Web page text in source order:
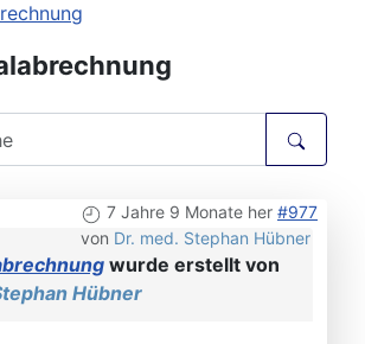
7 Jahre 9 Monate her #977
von Dr. med. Stephan Hübner
wurde erstellt von
Hübner